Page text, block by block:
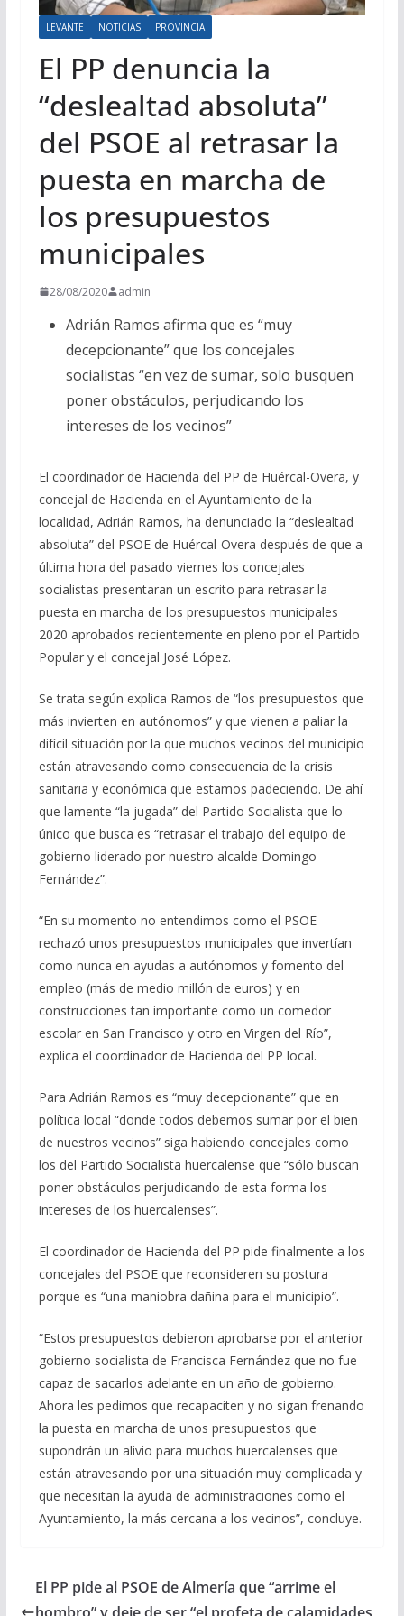
LEVANTE NOTICIAS PROVINCIA
El PP denuncia la
“deslealtad absoluta”
del PSOE al retrasar la
puesta en marcha de
los presupuestos
municipales
28/08/2020 admin
Adrián Ramos afirma que es “muy
decepcionante” que los concejales
socialistas “en vez de sumar, solo busquen
poner obstáculos, perjudicando los
intereses de los vecinos”
El coordinador de Hacienda del PP de Huércal-Overa, y
concejal de Hacienda en el Ayuntamiento de la
localidad, Adrián Ramos, ha denunciado la “deslealtad
absoluta” del PSOE de Huércal-Overa después de que a
última hora del pasado viernes los concejales
socialistas presentaran un escrito para retrasar la
puesta en marcha de los presupuestos municipales
2020 aprobados recientemente en pleno por el Partido
Popular y el concejal José López.
Se trata según explica Ramos de “los presupuestos que
más invierten en autónomos” y que vienen a paliar la
difícil situación por la que muchos vecinos del municipio
están atravesando como consecuencia de la crisis
sanitaria y económica que estamos padeciendo. De ahí
que lamente “la jugada” del Partido Socialista que lo
único que busca es “retrasar el trabajo del equipo de
gobierno liderado por nuestro alcalde Domingo
Fernández”.
“En su momento no entendimos como el PSOE
rechazó unos presupuestos municipales que invertían
como nunca en ayudas a autónomos y fomento del
empleo (más de medio millón de euros) y en
construcciones tan importante como un comedor
escolar en San Francisco y otro en Virgen del Río”,
explica el coordinador de Hacienda del PP local.
Para Adrián Ramos es “muy decepcionante” que en
política local “donde todos debemos sumar por el bien
de nuestros vecinos” siga habiendo concejales como
los del Partido Socialista huercalense que “sólo buscan
poner obstáculos perjudicando de esta forma los
intereses de los huercalenses”.
El coordinador de Hacienda del PP pide finalmente a los
concejales del PSOE que reconsideren su postura
porque es “una maniobra dañina para el municipio”.
“Estos presupuestos debieron aprobarse por el anterior
gobierno socialista de Francisca Fernández que no fue
capaz de sacarlos adelante en un año de gobierno.
Ahora les pedimos que recapaciten y no sigan frenando
la puesta en marcha de unos presupuestos que
supondrán un alivio para muchos huercalenses que
están atravesando por una situación muy complicada y
que necesitan la ayuda de administraciones como el
Ayuntamiento, la más cercana a los vecinos”, concluye.
El PP pide al PSOE de Almería que “arrime el